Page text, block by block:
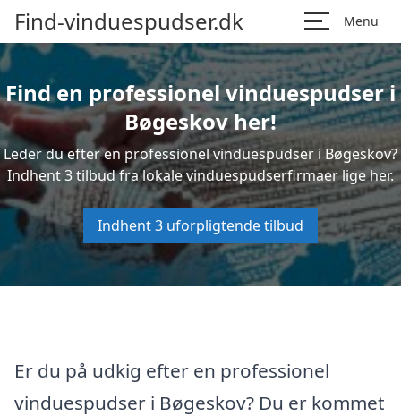
Find-vinduespudser.dk Menu
Find en professionel vinduespudser i
Bøgeskov her!
Leder du efter en professionel vinduespudser i Bøgeskov?
Indhent 3 tilbud fra lokale vinduespudserfirmaer lige her.
Indhent 3 uforpligtende tilbud
Er du på udkig efter en professionel
vinduespudser i Bøgeskov? Du er kommet